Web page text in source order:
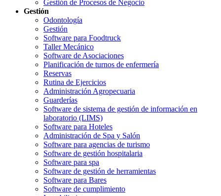
Gestión de Procesos de Negocio
Gestión
Odontología
Gestión
Software para Foodtruck
Taller Mecánico
Software de Asociaciones
Planificación de turnos de enfermería
Reservas
Rutina de Ejercicios
Administración Agropecuaria
Guarderías
Software de sistema de gestión de información en
laboratorio (LIMS)
Software para Hoteles
Administración de Spa y Salón
Software para agencias de turismo
Software de gestión hospitalaria
Software para spa
Software de gestión de herramientas
Software para Bares
Software de cumplimiento